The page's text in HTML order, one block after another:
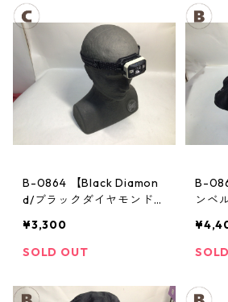
B-0864 【Black Diamon
d/ブラックダイヤモンド】
¥3,300
SOLD OUT
B-
ンベ
ハッ
イズ